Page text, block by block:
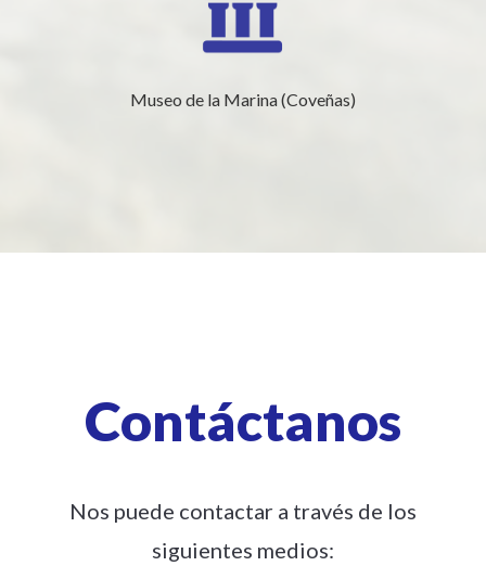
Museo de la Marina (Coveñas)
Contáctanos
Nos puede contactar a través de los
siguientes medios: